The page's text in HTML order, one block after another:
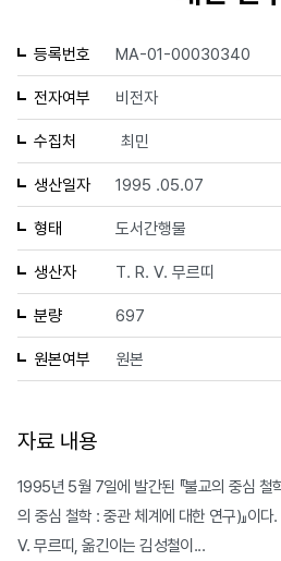
등록번호 MA-01-00030340
전자여부 비전자
수집처 최민
생산일자 1995 .05.07
형태 도서간행물
생산자 T. R. V. 무르띠
분량 697
원본여부 원본
자료 내용
1995년 5월 7일에 발간된 『불교의 중심
의 중심 철학 : 중관 체계에 대한 연구)』이
V. 무르띠, 옮긴이는 김성철이...